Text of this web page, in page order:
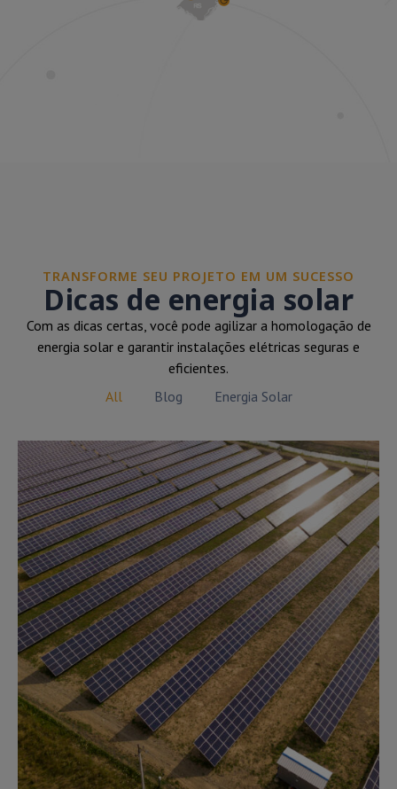
TRANSFORME SEU PROJETO EM UM SUCESSO
Dicas de energia solar
Com as dicas certas, você pode agilizar a homologação de
energia solar e garantir instalações elétricas seguras e
eficientes.
All
Blog Energia Solar